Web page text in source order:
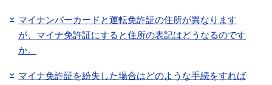
マイナンバーカードと運転免許証の住所が異なります
が、マイナ免許証にすると住所の表記はどうなるのです
か。
マイナ免許証を紛失した場合はどのような手続をすれば